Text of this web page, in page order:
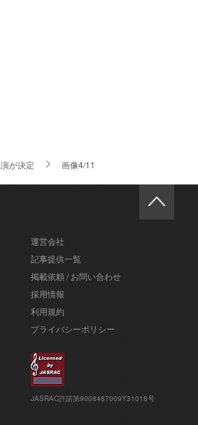
が決定 画像4/11
運営会社
記事提供一覧
掲載依頼 / お問い合わせ
採用情報
利用規約
プライバシーポリシー
JASRAC許諾第9008487009Y31018号